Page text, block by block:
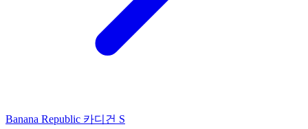
Banana Republic 카디건 S